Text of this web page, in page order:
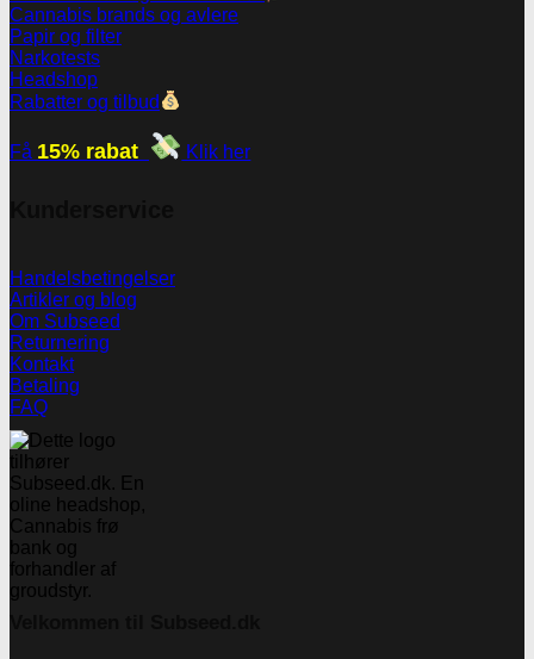
Cannabis brands og avlere
Papir og filter
Narkotests
Headshop
Rabatter og tilbud
Få 15% rabat Klik her
Handelsbetingelser
Artikler og blog
Om Subseed
Returnering
Kontakt
Betaling
FAQ